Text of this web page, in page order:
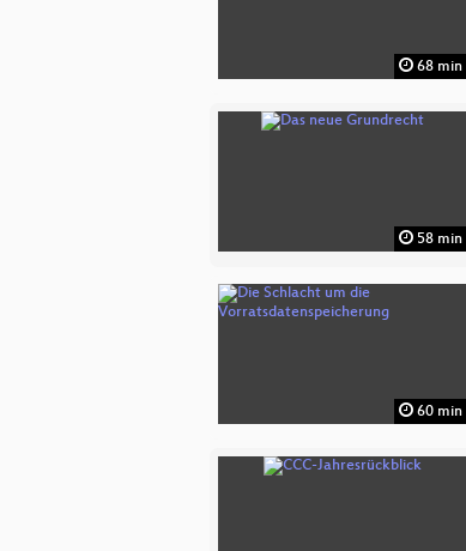
68 min
58 min
60 min